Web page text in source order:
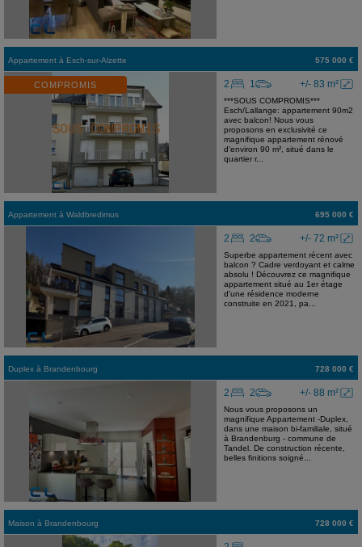
Appartement à Esch-sur-Alzette 575 000 €
COMPROMIS +/- 83 m²
2 1
***SOUS COMPROMIS***
Esch/Lallange: appartement 90m2
avec balcon! Nous vous
proposons en exclusivité ce
magnifique appartement rénové
d'environ 90 m², situé dans le
quartier r...
Appartement à Waldbredimus 695 000 €
+/- 72 m²
2 2
Superbe appartement récent avec
balcon ? Cadre verdoyant et calme
absolu ! Découvrez ce magnifique
appartement situé au 1er étage
d'une résidence moderne
construite en 2021, pa...
Duplex à Brandenbourg 728 000 €
+/- 88 m²
2 2
Nous vous proposons un
magnifique Appartement -Duplex,
dans une maison bi-familiale, situé
à Brandenburg - commune de
Tandel. De construction récente,
belles finitions soigné...
Maison à Brandenbourg 728 000 €